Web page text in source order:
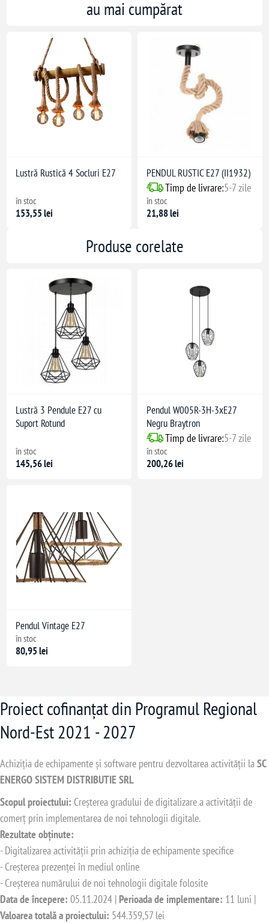
au mai cumpărat
Lustră Rustică 4 Socluri E27
în stoc
153,55 lei
PENDUL RUSTIC E27 (II1932)
Timp de livrare:5-7 zile
în stoc
21,88 lei
Produse corelate
Lustră 3 Pendule E27 cu
Suport Rotund
în stoc
145,56 lei
Pendul W005R-3H-3xE27
Negru Braytron
Timp de livrare:5-7 zile
în stoc
200,26 lei
Pendul Vintage E27
în stoc
80,95 lei
Proiect cofinanțat din Programul Regional
Nord-Est 2021 - 2027
Achiziția de echipamente și software pentru dezvoltarea activității laSC
ENERGO SISTEM DISTRIBUTIE SRL
Scopul proiectului: Creșterea gradului de digitalizare a activității de
comerț prin implementarea de noi tehnologii digitale.
Rezultate obținute:
- Digitalizarea activității prin achiziția de echipamente specifice
- Creșterea prezenței în mediul online
- Creșterea numărului de noi tehnologii digitale folosite
Data de începere: 05.11.2024 | Perioada de implementare: 11 luni |
Valoarea totală a proiectului: 544.359,57 lei